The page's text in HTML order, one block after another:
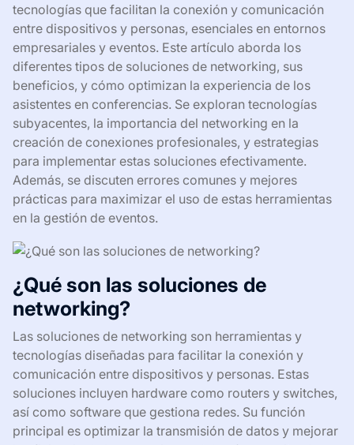
tecnologías que facilitan la conexión y comunicación
entre dispositivos y personas, esenciales en entornos
empresariales y eventos. Este artículo aborda los
diferentes tipos de soluciones de networking, sus
beneficios, y cómo optimizan la experiencia de los
asistentes en conferencias. Se exploran tecnologías
subyacentes, la importancia del networking en la
creación de conexiones profesionales, y estrategias
para implementar estas soluciones efectivamente.
Además, se discuten errores comunes y mejores
prácticas para maximizar el uso de estas herramientas
en la gestión de eventos.
¿Qué son las soluciones de
networking?
Las soluciones de networking son herramientas y
tecnologías diseñadas para facilitar la conexión y
comunicación entre dispositivos y personas. Estas
soluciones incluyen hardware como routers y switches,
así como software que gestiona redes. Su función
principal es optimizar la transmisión de datos y mejorar